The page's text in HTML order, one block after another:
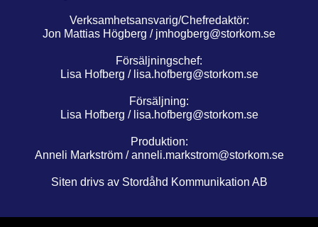
Verksamhetsansvarig/Chefredaktör:
Jon Mattias Högberg / jmhogberg@storkom.se
Försäljningschef:
Lisa Hofberg / lisa.hofberg@storkom.se
Försäljning:
Lisa Hofberg / lisa.hofberg@storkom.se
Produktion:
Anneli Markström /anneli.markstrom@storkom.se
Siten drivs av Stordåhd Kommunikation AB